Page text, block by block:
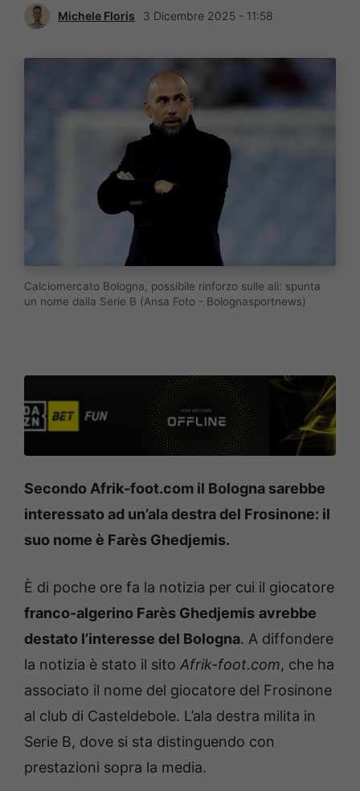
Michele Floris 3 Dicembre 2025 - 11:58
Calciomercato Bologna, possibile rinforzo sulle ali: spunta
un nome dalla Serie B (Ansa Foto - Bolognasportnews)
Secondo Afrik-foot.com il Bologna sarebbe
interessato ad un’ala destra del Frosinone: il
suo nome è Farès Ghedjemis.
È di poche ore fa la notizia per cui il giocatore
franco-algerino Farès Ghedjemis avrebbe
destato l’interesse del Bologna. A diffondere
la notizia è stato il sito Afrik-foot.com, che ha
associato il nome del giocatore del Frosinone
al club di Casteldebole. L’ala destra milita in
Serie B, dove si sta distinguendo con
prestazioni sopra la media.